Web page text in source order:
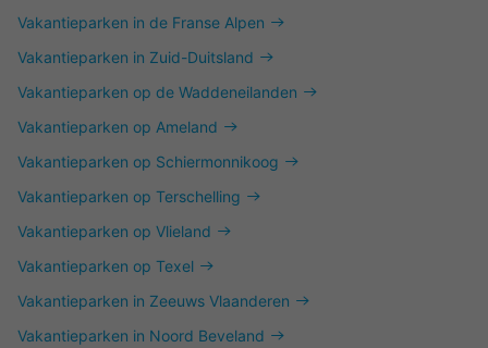
Vakantieparken in de Franse Alpen
Vakantieparken in Zuid-Duitsland
Vakantieparken op de Waddeneilanden
Vakantieparken op Ameland
Vakantieparken op Schiermonnikoog
Vakantieparken op Terschelling
Vakantieparken op Vlieland
Vakantieparken op Texel
Vakantieparken in Zeeuws Vlaanderen
Vakantieparken in Noord Beveland